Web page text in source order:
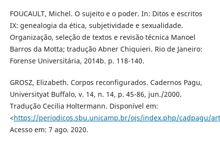
FOUCAULT, Michel. O sujeito e o poder. In: Ditos e escritos
IX: genealogia da ética, subjetividade e sexualidade.
Organização, seleção de textos e revisão técnica Manoel
Barros da Motta; tradução Abner Chiquieri. Rio de Janeiro:
Forense Universitária, 2014b. p. 118-140.
GROSZ, Elizabeth. Corpos reconfigurados. Cadernos Pagu,
Universityat Buffalo, v. 14, n. 14, p. 45-86, jun./2000.
Tradução Cecilia Holtermann. Disponível em:
<https://periodicos.sbu.unicamp.br/ojs/index.php/cadpagu/
Acesso em: 7 ago. 2020.